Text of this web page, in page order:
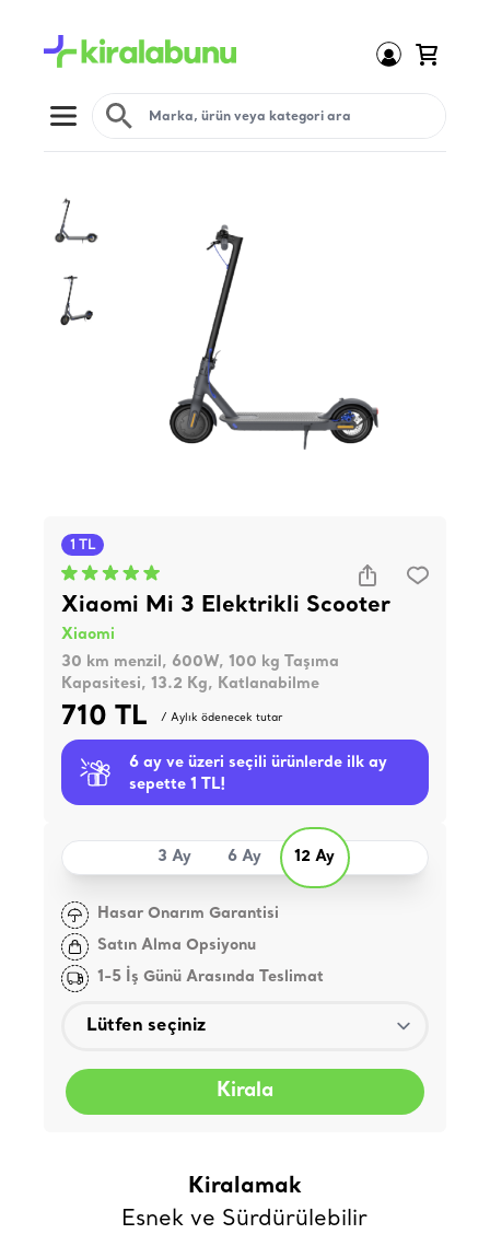
Open menu
1 TL
Xiaomi Mi 3 Elektrikli Scooter
Xiaomi
30 km menzil, 600W, 100 kg Taşıma
Kapasitesi, 13.2 Kg, Katlanabilme
710 TL / Aylık ödenecek tutar
6 ay ve üzeri seçili ürünlerde ilk ay
sepette 1 TL!
3 Ay 6 Ay 12 Ay
Hasar Onarım Garantisi
Satın Alma Opsiyonu
1-5 İş Günü Arasında Teslimat
Kirala
Kiralamak
Esnek ve Sürdürülebilir